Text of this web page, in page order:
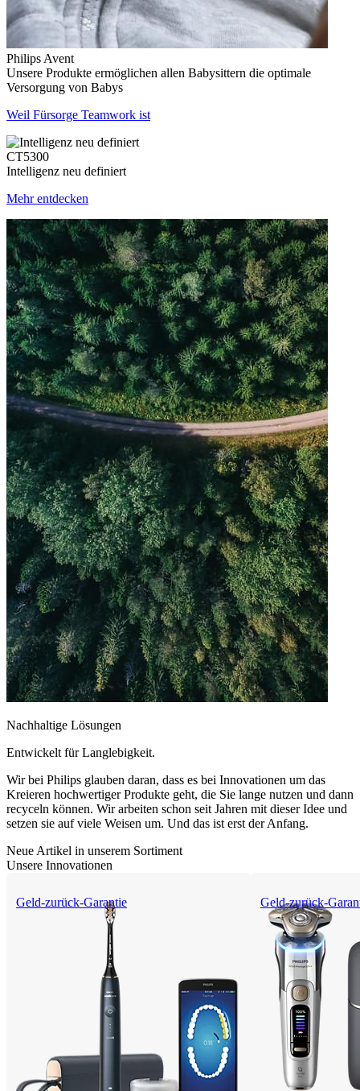
Philips Avent
Unsere Produkte ermöglichen allen Babysittern die optimale
Versorgung von Babys
Weil Fürsorge Teamwork ist
CT5300
Intelligenz neu definiert
Mehr entdecken
Nachhaltige Lösungen
Entwickelt für Langlebigkeit.
Wir bei Philips glauben daran, dass es bei Innovationen um das
Kreieren hochwertiger Produkte geht, die Sie lange nutzen und dann
recyceln können. Wir arbeiten schon seit Jahren mit dieser Idee und
setzen sie auf viele Weisen um. Und das ist erst der Anfang.
Neue Artikel in unserem Sortiment
Unsere Innovationen
Geld-zurück-Garantie Geld-zurück-